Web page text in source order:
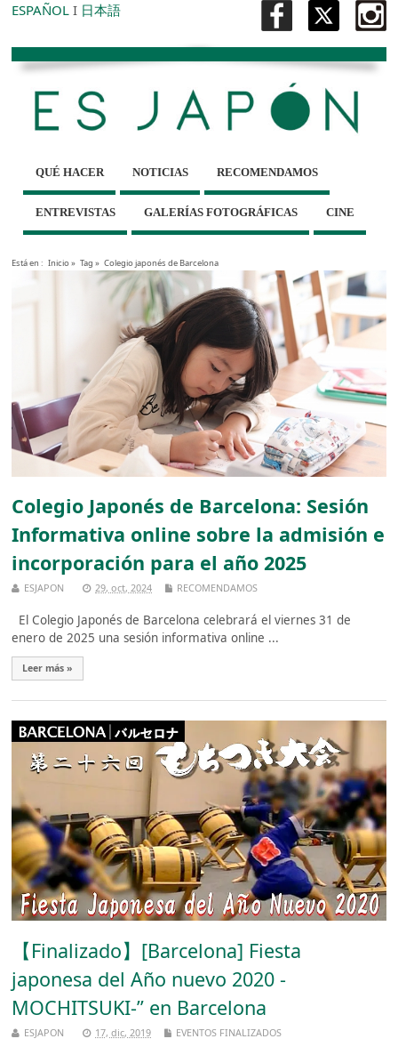
ESPAÑOL I 日本語
QUÉ HACER NOTICIAS RECOMENDAMOS
ENTREVISTAS GALERÍAS FOTOGRÁFICAS CINE
Está en : Inicio» Tag » Colegio japonés de Barcelona
Colegio Japonés de Barcelona: Sesión
Informativa online sobre la admisión e
incorporación para el año 2025
ESJAPON 29, oct, 2024 RECOMENDAMOS
El Colegio Japonés de Barcelona celebrará el viernes 31 de
enero de 2025 una sesión informativa online ...
Leer más »
【Finalizado】[Barcelona] Fiesta
japonesa del Año nuevo 2020 -
MOCHITSUKI-” en Barcelona
ESJAPON 17, dic, 2019 EVENTOS FINALIZADOS